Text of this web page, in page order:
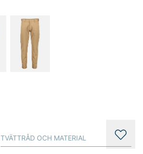
TVÄTTRÅD OCH MATERIAL